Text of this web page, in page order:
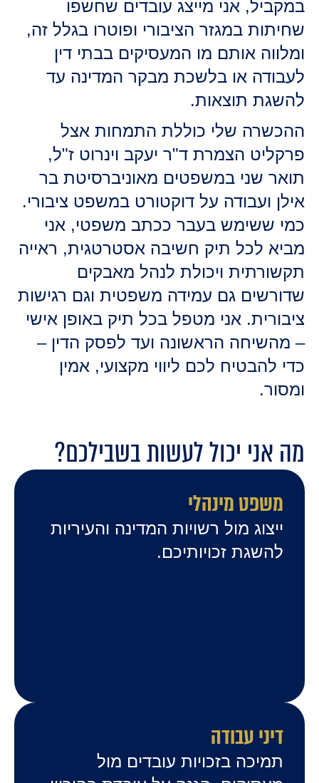
במקביל, אני מייצג עובדים שחשפו
שחיתות במגזר הציבורי ופוטרו בגלל זה,
ומלווה אותם מו המעסיקים בבתי דין
לעבודה או בלשכת מבקר המדינה עד
להשגת תוצאות.
ההכשרה שלי כוללת התמחות אצל
פרקליט הצמרת ד"ר יעקב וינרוט ז"ל,
תואר שני במשפטים מאוניברסיטת בר
אילן ועבודה על דוקטורט במשפט ציבורי.
כמי ששימש בעבר ככתב משפטי, אני
מביא לכל תיק חשיבה אסטרטגית, ראייה
תקשורתית ויכולת לנהל מאבקים
שדורשים גם עמידה משפטית וגם רגישות
ציבורית. אני מטפל בכל תיק באופן אישי
– מהשיחה הראשונה ועד לפסק הדין –
כדי להבטיח לכם ליווי מקצועי, אמין
ומסור.
מה אני יכול לעשות בשבילכם?
משפט מינהלי
ייצוג מול רשויות המדינה והעיריות
להשגת זכויותיכם.
דיני עבודה
תמיכה בזכויות עובדים מול